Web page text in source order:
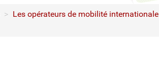
> Les opérateurs de mobilité internationale